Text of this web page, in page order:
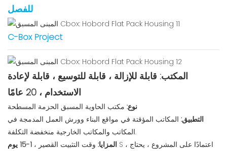
للفصل
C-Box Project
المكتب: قابلة للإزالة ، قابلة للتوسيع ، قابلة لإعادة
الاستخدام ، 20 عامًا
نوع: مكتب الحاوية المسبق الحزمة المسطحة
التطبيق: المكاتب المؤقتة في مواقع البناء وورش العمل المدمجة في
المكاتب والمكاتب الخارجية منخفضة التكلفة.
المزايا: وقت التثبيت القصير ،
S ، اعتمادًا على المشروع ، يحتاج